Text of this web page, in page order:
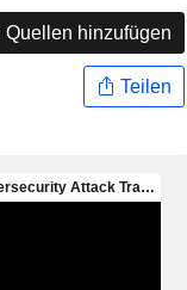
Quellen hinzufügen
Teilen